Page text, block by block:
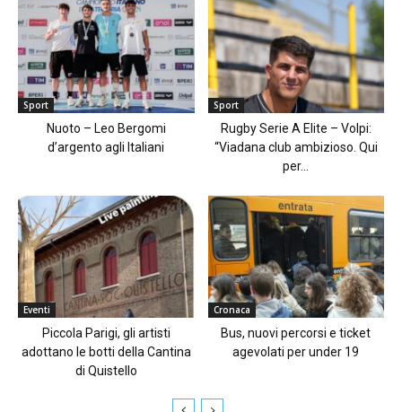
Sport
Nuoto – Leo Bergomi
d’argento agli Italiani
Sport
Rugby Serie A Elite – Volpi:
“Viadana club ambizioso. Qui
per...
Eventi
Piccola Parigi, gli artisti
adottano le botti della Cantina
di Quistello
Cronaca
Bus, nuovi percorsi e ticket
agevolati per under 19